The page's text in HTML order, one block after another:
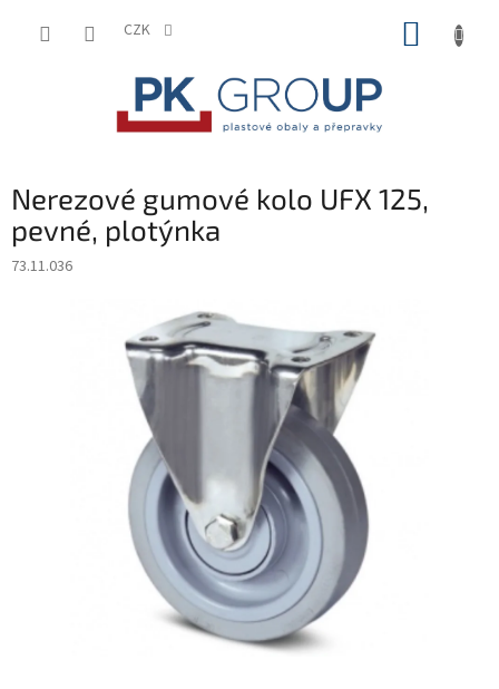
CZK
Nerezové gumové kolo UFX 125,
pevné, plotýnka
73.11.036